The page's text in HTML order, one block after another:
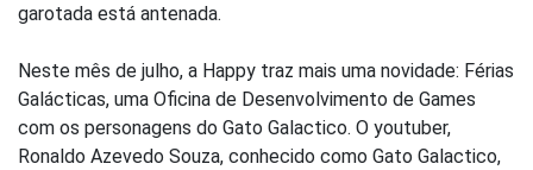
garotada está antenada.
Neste mês de julho, a Happy traz mais uma novidade: Férias
Galácticas, uma Oficina de Desenvolvimento de Games
com os personagens do Gato Galactico. O youtuber,
Ronaldo Azevedo Souza, conhecido como Gato Galactico,